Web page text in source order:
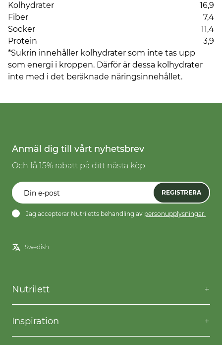
Kolhydrater
16,9
Fiber
7,4
Socker
11,4
Protein
3,9
*Sukrin innehåller kolhydrater som inte tas upp
som energi i kroppen. Därför är dessa kolhydrater
inte med i det beräknade näringsinnehållet.
Anmäl dig till vårt nyhetsbrev
Och få 15% rabatt på ditt nästa köp
REGISTRERA
Jag accepterar Nutriletts behandling av personupplysningar.
Nutrilett
Kontakta oss
Frågor & svar
Frakt & returer
Inspiration
Willpower